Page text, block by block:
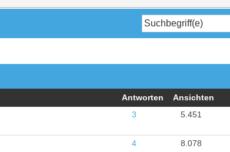
Antworten Ansichten
3 5.451
4 8.078